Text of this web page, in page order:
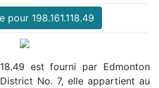
pour 198.161.118.49
est fourni par Edmonton
No. 7, elle appartient au